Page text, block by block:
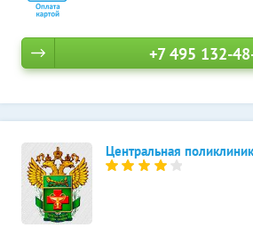
+7 495 132-
Центральная